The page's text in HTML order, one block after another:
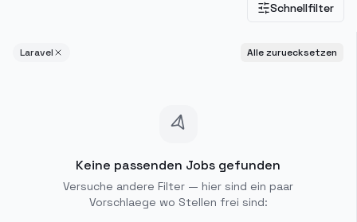
Schnellfilter
Laravel Alle zuruecksetzen
Keine passenden Jobs gefunden
Versuche andere Filter — hier sind ein paar
Vorschlaege wo Stellen frei sind: